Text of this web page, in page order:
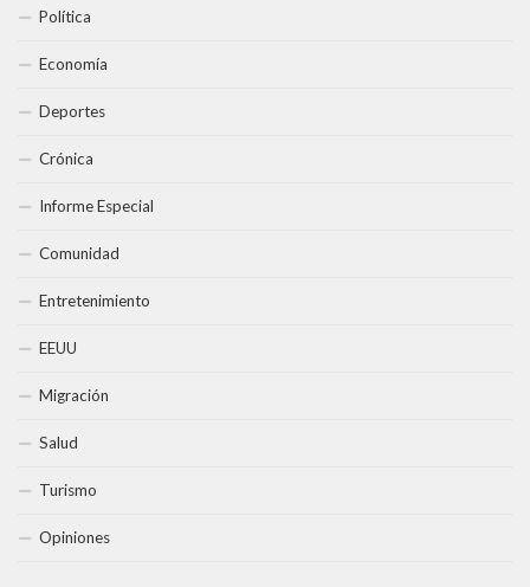
Política
Economía
Deportes
Crónica
Informe Especial
Comunidad
Entretenimiento
EEUU
Migración
Salud
Turismo
Opiniones